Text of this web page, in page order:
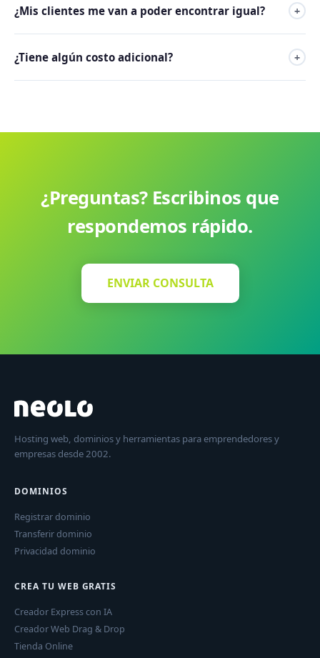
proveedor proxy en el registro público, manteniendo tu
¿Mis clientes me van a poder encontrar igual? +
sitio web, no del directorio WHOIS.
¿Tiene algún costo adicional? +
¿Preguntas? Escribinos que
respondemos rápido.
ENVIAR CONSULTA
Hosting web, dominios y herramientas para emprendedores y
empresas desde 2002.
DOMINIOS
Registrar dominio
Transferir dominio
Privacidad dominio
CREA TU WEB GRATIS
Creador Express con IA
Creador Web Drag & Drop
Tienda Online